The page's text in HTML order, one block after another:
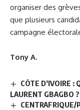
organiser des
que plusieurs
campagne
Tony A.
CÔTE D‘IVOIRE :
LAURENT GBAGBO ?
CENTRAFRIQUE/